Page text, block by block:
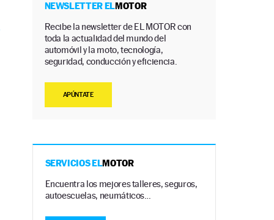
NEWSLETTER ELMOTOR
Recibe la newsletter de EL MOTOR con
toda la actualidad del mundo del
automóvil y la moto, tecnología,
seguridad, conducción y eficiencia.
APÚNTATE
SERVICIOS ELMOTOR
Encuentra los mejores talleres, seguros,
autoescuelas, neumáticos…